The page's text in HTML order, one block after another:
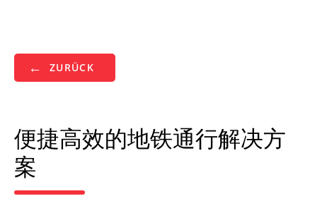
ZURÜCK
便捷高效的地铁通行解决方
案